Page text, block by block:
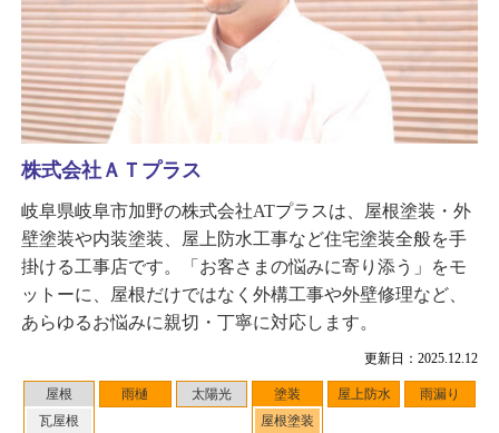
更新日：2025.12.12
屋根
瓦屋根
雨樋 太陽光
塗装
屋根塗装
屋上防水 雨漏り
株式会社ＡＴプラス
岐阜県岐阜市加野の株式会社ATプラスは、屋根塗装・外
壁塗装や内装塗装、屋上防水工事など住宅塗装全般を手
掛ける工事店です。「お客さまの悩みに寄り添う」をモ
ットーに、屋根だけではなく外構工事や外壁修理など、
あらゆるお悩みに親切・丁寧に対応します。